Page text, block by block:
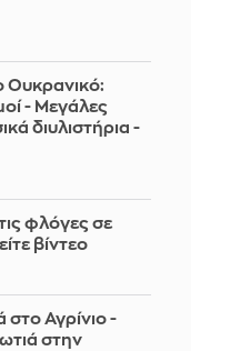
Ουκρανικό:
- Μεγάλες
διυλιστήρια -
φλόγες σε
βίντεο
Αγρίνιο -
στην